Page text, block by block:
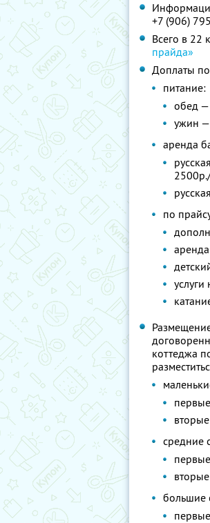
+7 (906)
Всего в 22
прайда»
Доплаты
питание:
обед —
ужин —
аренда
по
коттеджа
средние
большие